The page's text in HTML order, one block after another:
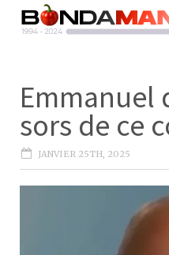
Emmanuel
sors de ce
JANVIER 25TH, 2025